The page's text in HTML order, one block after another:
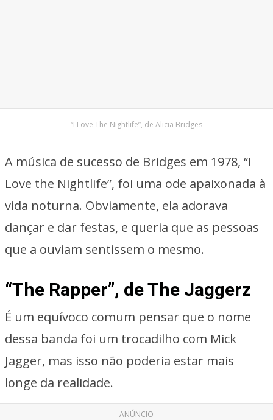
“I Love The Nightlife”, de Alicia Bridges
A música de sucesso de Bridges em 1978, “I
Love the Nightlife”, foi uma ode apaixonada à
vida noturna. Obviamente, ela adorava
dançar e dar festas, e queria que as pessoas
que a ouviam sentissem o mesmo.
“The Rapper”, de The Jaggerz
É um equívoco comum pensar que o nome
dessa banda foi um trocadilho com Mick
Jagger, mas isso não poderia estar mais
longe da realidade.
ANÚNCIO